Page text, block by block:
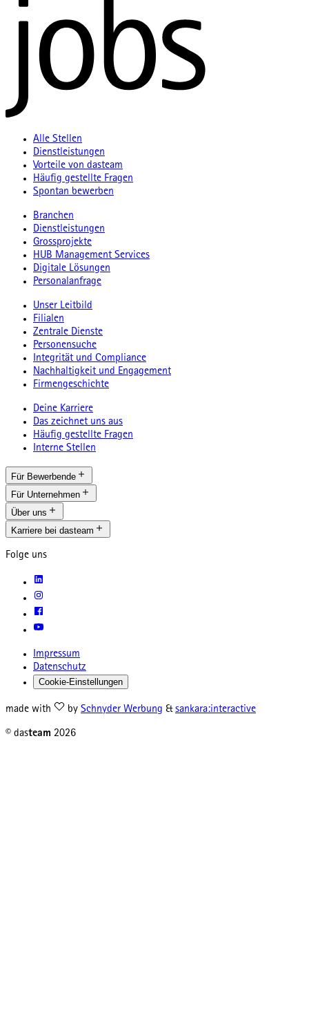
Alle Stellen
Dienstleistungen
Vorteile von dasteam
Häufig gestellte Fragen
Spontan bewerben
Branchen
Dienstleistungen
Grossprojekte
HUB Management Services
Digitale Lösungen
Personalanfrage
Unser Leitbild
Filialen
Zentrale Dienste
Personensuche
Integrität und Compliance
Nachhaltigkeit und Engagement
Firmengeschichte
Deine Karriere
Das zeichnet uns aus
Häufig gestellte Fragen
Interne Stellen
Für Bewerbende
Für Unternehmen
Über uns
Karriere bei dasteam
Folge uns
Impressum
Datenschutz
Cookie-Einstellungen
made with by Schnyder Werbung & sankara:interactive
© dasteam 2026